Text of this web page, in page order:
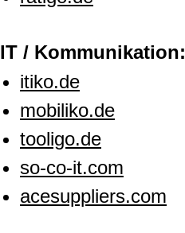
IT / Kommunikation:
itiko.de
mobiliko.de
tooligo.de
so-co-it.com
acesuppliers.com